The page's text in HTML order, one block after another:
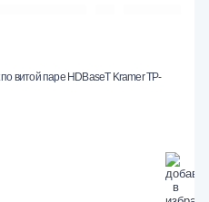
витой паре HDBaseT Kramer TP-